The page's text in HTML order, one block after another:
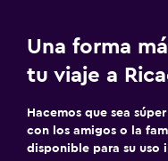
Piscina con vista
Piscina privada
Cocina
Una forma
tu viaje a
Hacemos que sea
con los amigos o la
disponible para su uso